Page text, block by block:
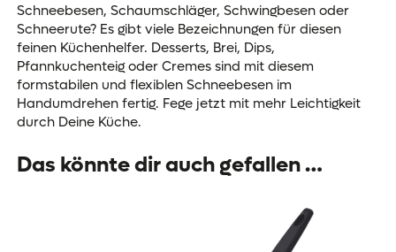
Schneebesen, Schaumschläger, Schwingbesen oder
Schneerute? Es gibt viele Bezeichnungen für diesen
feinen Küchenhelfer. Desserts, Brei, Dips,
Pfannkuchenteig oder Cremes sind mit diesem
formstabilen und flexiblen Schneebesen im
Handumdrehen fertig. Fege jetzt mit mehr Leichtigkeit
durch Deine Küche.
Das könnte dir auch gefallen …